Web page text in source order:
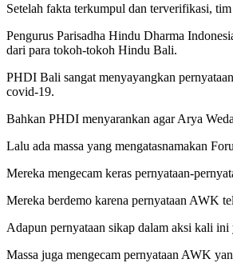
Setelah fakta terkumpul dan terverifikasi,
Pengurus Parisadha Hindu Dharma
dari para tokoh-tokoh Hindu Bali.
PHDI Bali sangat menyayangkan
covid-19.
Bahkan PHDI menyarankan agar Arya
Lalu ada massa yang mengatasnamakan
Mereka mengecam keras pernyataan-
Mereka berdemo karena pernyataan AWK
Adapun pernyataan sikap dalam aksi kali
Massa juga mengecam pernyataan AWK